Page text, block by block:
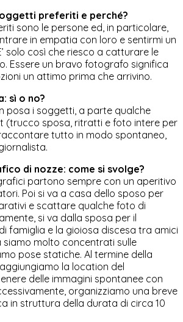
preferiti e perché?
sono le persone ed, in particolare,
in empatia con loro e sentirmi un
solo così che riesco a catturare le
Essere un bravo fotografo significa
un attimo prima che arrivino.
sì o no?
posa i soggetti, a parte qualche
(trucco sposa, ritratti e foto intere per
tutto in modo spontaneo,
di nozze: come si svolge?
partono sempre con un aperitivo
Poi si va a casa dello sposo per
e scattare qualche foto di
si va dalla sposa per il
famiglia e la gioiosa discesa tra amici
siamo molto concentrati sulle
pose statiche. Al termine della
la location del
delle immagini spontanee con
organizziamo una breve
in struttura della durata di circa 10